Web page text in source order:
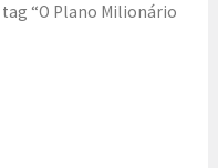
“O Plano Milionário